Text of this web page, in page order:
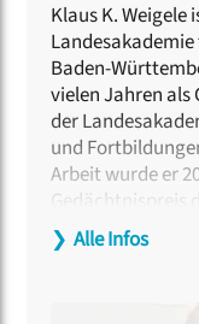
Klaus K. Weigele
Baden-
vielen Jahren
der
und
Arbeit wurde er
Gedächtnispreis
ausgezeichnet.
zahlreicher
und
❯ Alle Infos